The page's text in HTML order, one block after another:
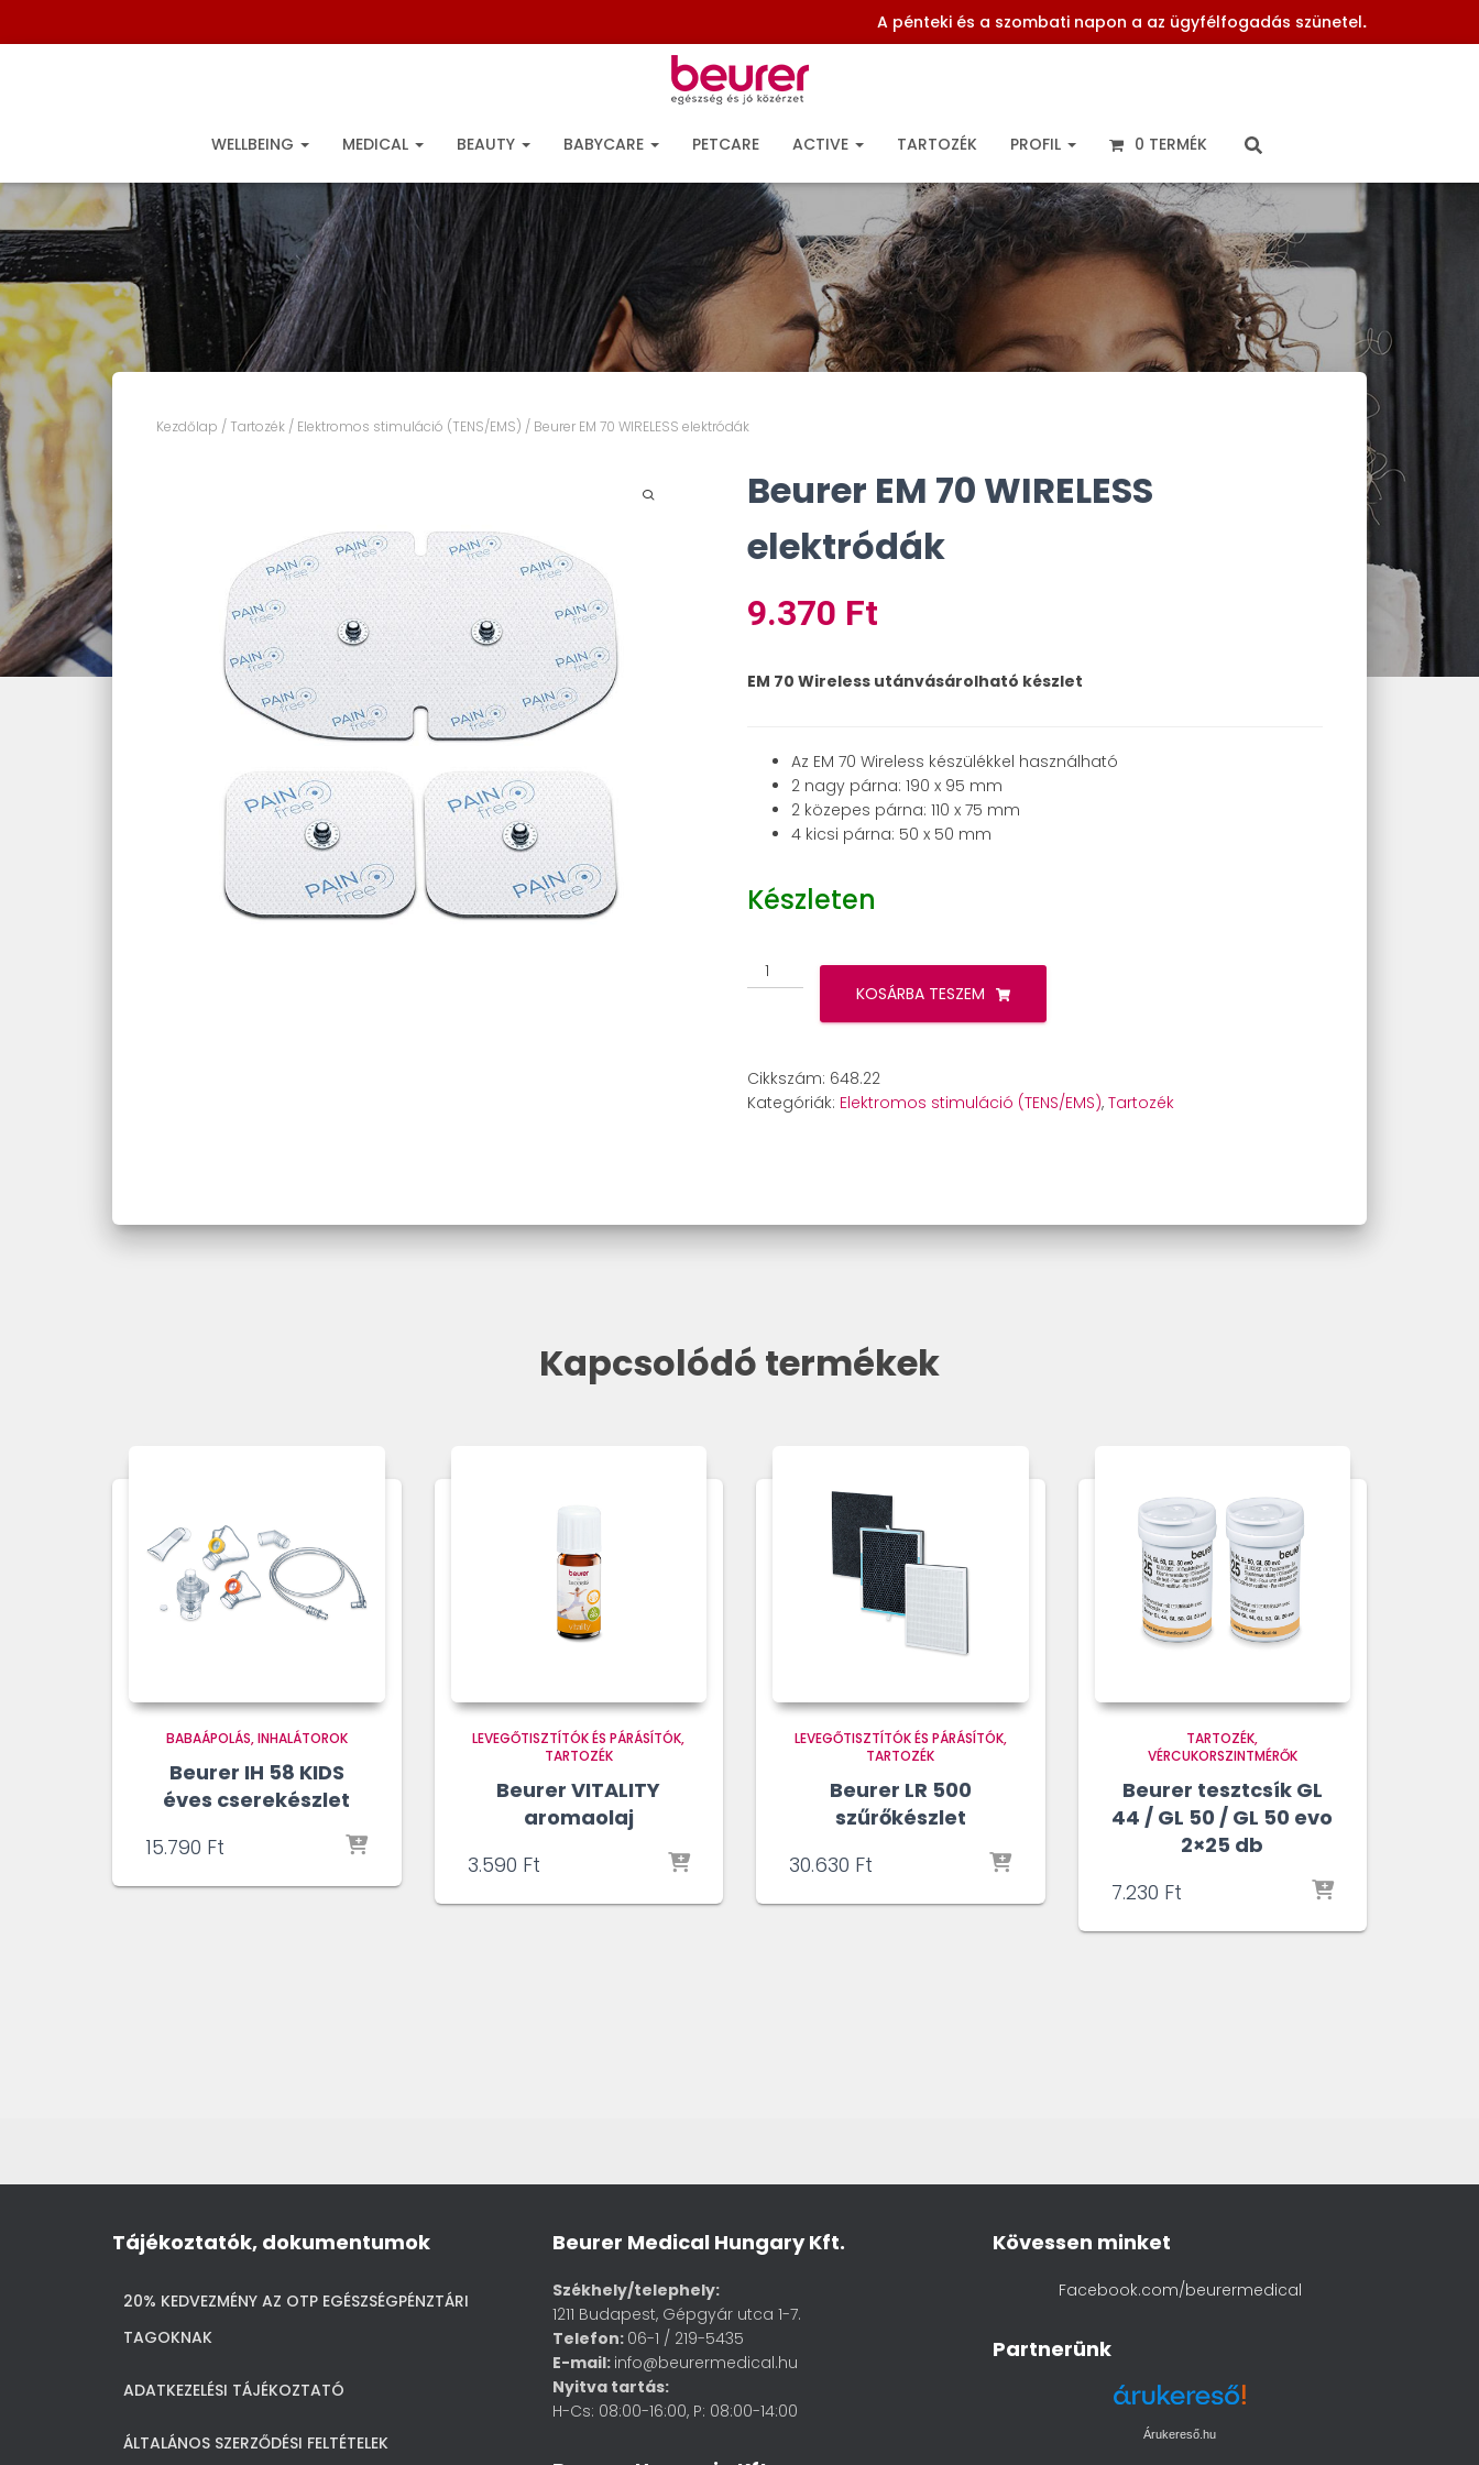
A pénteki és a szombati napon a az ügyfélfogadás szünetel.
WELLBEING MEDICAL BEAUTY BABYCARE PETCARE ACTIVE TARTOZÉK PROFIL 0 TERMÉK
Kezdőlap / Tartozék / Elektromos stimuláció (TENS/EMS) / Beurer EM 70 WIRELESS elektródák
Beurer EM 70 WIRELESS
elektródák
9.370 Ft
EM 70 Wireless utánvásárolható készlet
Az EM 70 Wireless készülékkel használható
2 nagy párna: 190 x 95 mm
2 közepes párna: 110 x 75 mm
4 kicsi párna: 50 x 50 mm
Készleten
Beurer
EM
mennyiség
KOSÁRBA TESZEM
Cikkszám: 648.22
Kategóriák: Elektromos stimuláció (TENS/EMS), Tartozék
Kapcsolódó termékek
BABAÁPOLÁS INHALÁTOROK
Beurer IH 58 KIDS
éves cserekészlet
15.790 Ft
LEVEGŐTISZTÍTÓK ÉS PÁRÁSÍTÓK
TARTOZÉK
Beurer VITALITY
aromaolaj
3.590 Ft
LEVEGŐTISZTÍTÓK ÉS PÁRÁSÍTÓK
TARTOZÉK
Beurer LR 500
szűrőkészlet
30.630 Ft
TARTOZÉK
VÉRCUKORSZINTMÉRŐK
Beurer tesztcsík GL
44 / GL 50 / GL 50 evo
2×25 db
7.230 Ft
Tájékoztatók, dokumentumok
20% KEDVEZMÉNY AZ OTP EGÉSZSÉGPÉNZTÁRI
TAGOKNAK
ADATKEZELÉSI TÁJÉKOZTATÓ
ÁLTALÁNOS SZERZŐDÉSI FELTÉTELEK
Beurer Medical Hungary Kft.
Székhely/telephely:
1211 Budapest, Gépgyár utca 1-7.
Telefon: 06-1 / 219-5435
E-mail: info@beurermedical.hu
Nyitva tartás:
H-Cs: 08:00-16:00, P: 08:00-14:00
Kövessen minket
Facebook.com/beurermedical
Partnerünk
Árukereső.hu